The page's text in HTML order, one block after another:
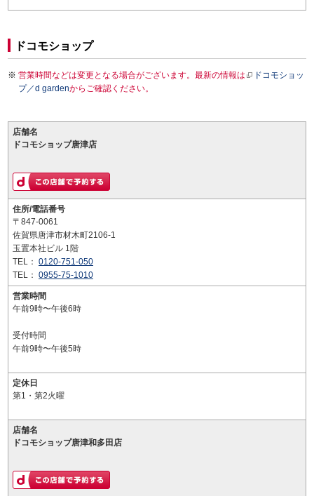
ドコモショップ
営業時間などは変更となる場合がございます。最新の情報は
ドコモショッ
プ／d gardenからご確認ください。
店舗名
ドコモショップ唐津店
住所/電話番号
〒847-0061
佐賀県唐津市材木町2106-1
玉置本社ビル 1階
TEL： 0120-751-050
TEL： 0955-75-1010
営業時間
午前9時〜午後6時
受付時間
午前9時〜午後5時
定休日
第1・第2火曜
店舗名
ドコモショップ唐津和多田店